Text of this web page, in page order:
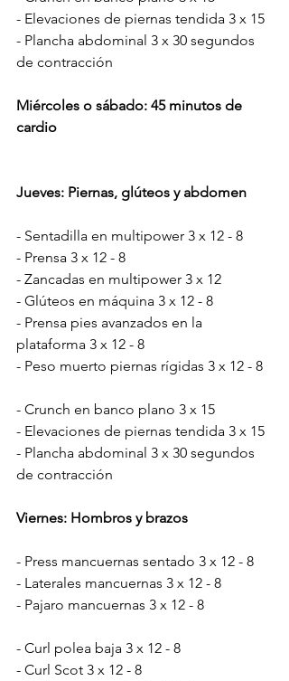
- Elevaciones de piernas tendida 3 x 15
- Plancha abdominal 3 x 30 segundos
de contracción
Miércoles o sábado: 45 minutos de
cardio
Jueves: Piernas, glúteos y abdomen
- Sentadilla en multipower 3 x 12 - 8
- Prensa 3 x 12 - 8
- Zancadas en multipower 3 x 12
- Glúteos en máquina 3 x 12 - 8
- Prensa pies avanzados en la
plataforma 3 x 12 - 8
- Peso muerto piernas rígidas 3 x 12 - 8
- Crunch en banco plano 3 x 15
- Elevaciones de piernas tendida 3 x 15
- Plancha abdominal 3 x 30 segundos
de contracción
Viernes: Hombros y brazos
- Press mancuernas sentado 3 x 12 - 8
- Laterales mancuernas 3 x 12 - 8
- Pajaro mancuernas 3 x 12 - 8
- Curl polea baja 3 x 12 - 8
- Curl Scot 3 x 12 - 8